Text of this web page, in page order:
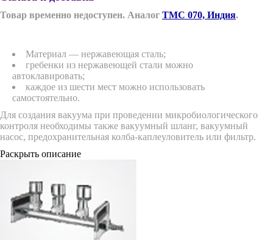
Товар временно недоступен. Аналог TMC 070, Индия.
Материал — нержавеющая сталь;
гребенки из нержавеющей стали можно
автоклавировать;
каждое из шести мест можно использовать
самостоятельно.
Для создания вакуума при проведении микробиологического
контроля необходимы также вакуумный шланг, вакуумный
насос, предохранительная колба-каплеуловитель или фильтр.
Раскрыть описание